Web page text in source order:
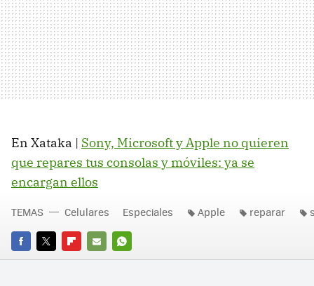
En Xataka | Sony, Microsoft y Apple no quieren
que repares tus consolas y móviles: ya se
encargan ellos
FACEBOOK
TWITTERFLIPBOARD
E-
WHATSAPP
TEMAS Celulares Especiales Apple reparar